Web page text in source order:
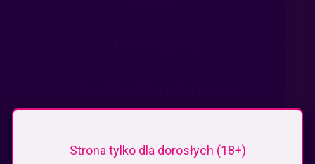
Strona tylko dla dorosłych (18+)